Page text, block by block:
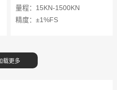
量程：15KN-1500KN
精度：±1%FS